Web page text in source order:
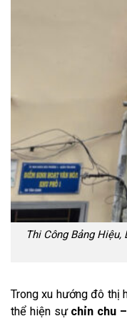
Thi Công Bảng Hiệu,
Trong xu hướng đô thị
thể hiện sự chỉn chu